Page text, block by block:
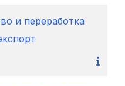
и переработка